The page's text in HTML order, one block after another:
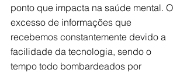
ponto que impacta na saúde mental. O
excesso de informações que
recebemos constantemente devido a
facilidade da tecnologia, sendo o
tempo todo bombardeados por